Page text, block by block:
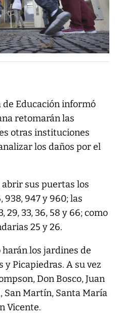
de Educación informó
retomarán las
otras instituciones
los daños por el
sus puertas los
947 y 960; las
29, 33, 36, 58 y 66; como
25 y 26.
los jardines de
Picapiedras. A su vez
Don Bosco, Juan
San Martín, Santa María
Vicente.